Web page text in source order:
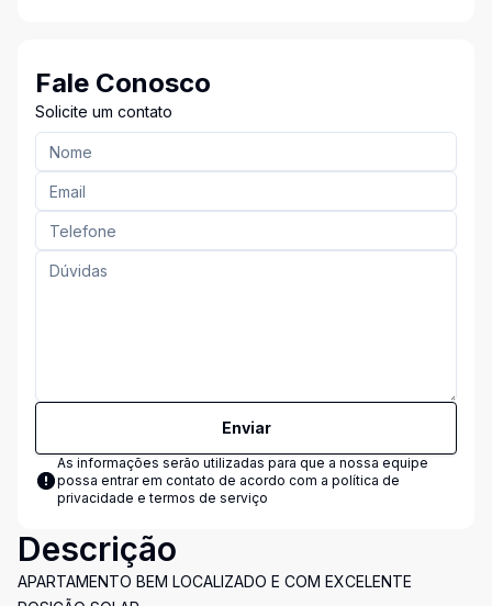
Fale Conosco
Solicite um contato
Enviar
As informações serão utilizadas para que a nossa equipe
possa entrar em contato de acordo com a política de
privacidade e termos de serviço
Descrição
APARTAMENTO BEM LOCALIZADO E COM EXCELENTE